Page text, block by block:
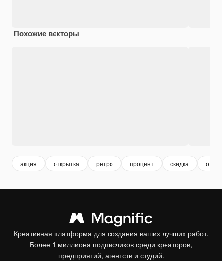
Похожие векторы
акция открытка ретро процент скидка
Креативная платформа для создания ваших лучших работ.
Более 1 миллиона подписчиков среди креаторов,
предприятий, агентств и студий.